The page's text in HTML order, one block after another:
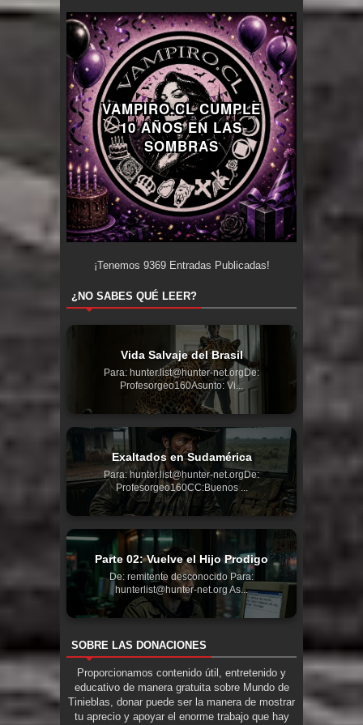
VAMPIRO.CL CUMPLE
10 AÑOS EN LAS
SOMBRAS
¡Tenemos 9369Entradas Publicadas!
¿NO SABES QUÉ LEER?
Vida Salvaje del Brasil
Para: hunter.list@hunter-net.orgDe:
Profesorgeo160Asunto: Vi...
Exaltados en Sudamérica
Para: hunter.list@hunter-net.orgDe:
Profesorgeo160CC:Buenos ...
Parte 02: Vuelve el Hijo Prodigo
De: remitente desconocido Para:
hunterlist@hunter-net.org As...
SOBRE LAS DONACIONES
Proporcionamos contenido útil, entretenido y
educativo de manera gratuita sobre Mundo de
Tinieblas, donar puede ser la manera de mostrar
tu aprecio y apoyar el enorme trabajo que hay